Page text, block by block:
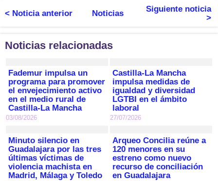
< Noticia anterior Noticias
Siguiente noticia
>
Noticias relacionadas
Fademur impulsa un
programa para promover
el envejecimiento activo
en el medio rural de
Castilla-La Mancha
03/08/2026
Castilla-La Mancha
impulsa medidas de
igualdad y diversidad
LGTBI en el ámbito
laboral
27/07/2026
Minuto silencio en
Guadalajara por las tres
últimas víctimas de
violencia machista en
Madrid, Málaga y Toledo
Arqueo Concilia reúne a
120 menores en su
estreno como nuevo
recurso de conciliación
en Guadalajara